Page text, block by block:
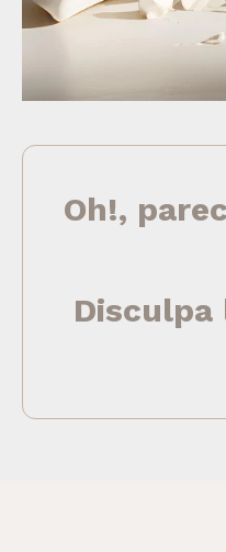
Oh!,
Disculpa